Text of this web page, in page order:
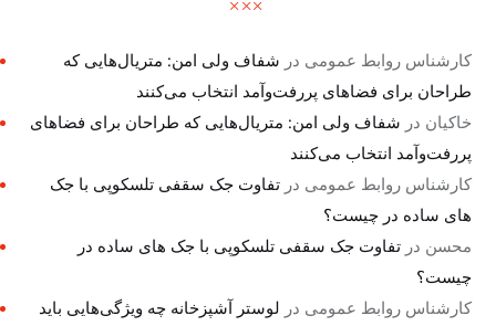
کارشناس روابط عمومی در شفاف ولی امن: متریال‌هایی که
طراحان برای فضاهای پررفت‌وآمد انتخاب می‌کنند
خاکیان در شفاف ولی امن: متریال‌هایی که طراحان برای فضاهای
پررفت‌وآمد انتخاب می‌کنند
کارشناس روابط عمومی درتفاوت جک سقفی تلسکوپی با جک
های ساده در چیست؟
محسن درتفاوت جک سقفی تلسکوپی با جک های ساده در
چیست؟
کارشناس روابط عمومی در لوستر آشپزخانه چه ویژگی‌هایی باید